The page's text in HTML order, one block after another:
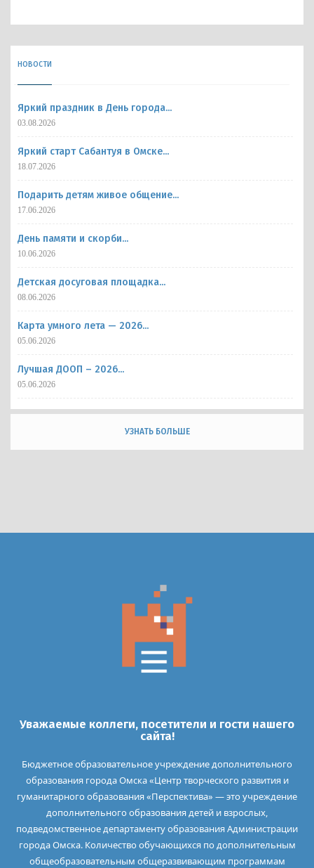
НОВОСТИ
Яркий праздник в День города...
03.08.2026
Яркий старт Сабантуя в Омске...
18.07.2026
Подарить детям живое общение...
17.06.2026
День памяти и скорби...
10.06.2026
Детская досуговая площадка...
08.06.2026
Карта умного лета — 2026...
05.06.2026
Лучшая ДООП – 2026...
05.06.2026
УЗНАТЬ БОЛЬШЕ
Уважаемые коллеги, посетители и гости нашего
сайта!
Бюджетное образовательное учреждение дополнительного
образования города Омска «Центр творческого развития и
гуманитарного образования «Перспектива» — это учреждение
дополнительного образования детей и взрослых,
подведомственное департаменту образования Администрации
города Омска. Количество обучающихся по дополнительным
общеобразовательным общеразвивающим программам